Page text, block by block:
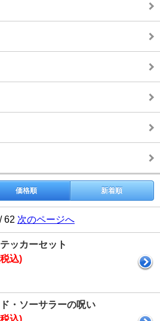
価格順 新着順
62 次のページへ
ッカーセット
込)
・ソーサラーの呪い
込)